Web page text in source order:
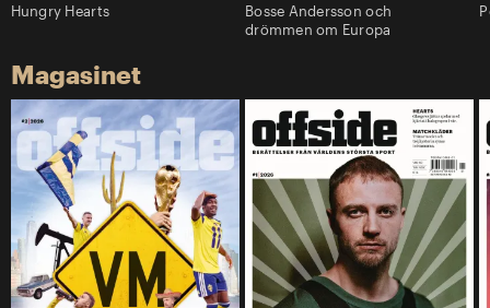
Hungry Hearts
Bosse Andersson och
drömmen om Europa
Magasinet